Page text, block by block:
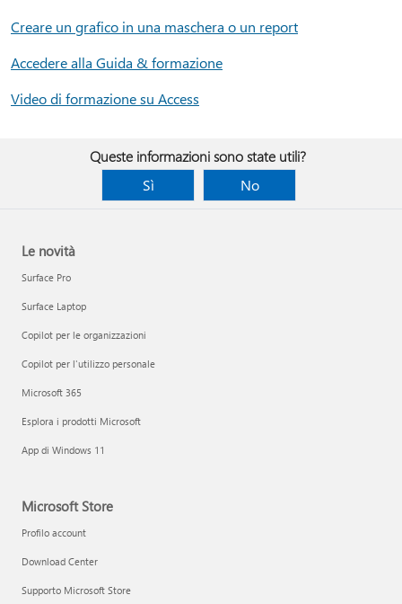
Creare un grafico in una maschera o un report
Accedere alla Guida & formazione
Video di formazione su Access
Queste informazioni sono state utili?
Sì
No
Le novità
Surface Pro
Surface Laptop
Copilot per le organizzazioni
Copilot per l'utilizzo personale
Microsoft 365
Esplora i prodotti Microsoft
App di Windows 11
Microsoft Store
Profilo account
Download Center
Supporto Microsoft Store